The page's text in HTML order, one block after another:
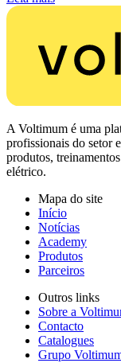
A Voltimum é uma
profissionais do setor
produtos,
elétrico.
Mapa do site
Início
Notícias
Academy
Produtos
Parceiros
Outros links
Sobre a
Contacto
Catalogues
Grupo